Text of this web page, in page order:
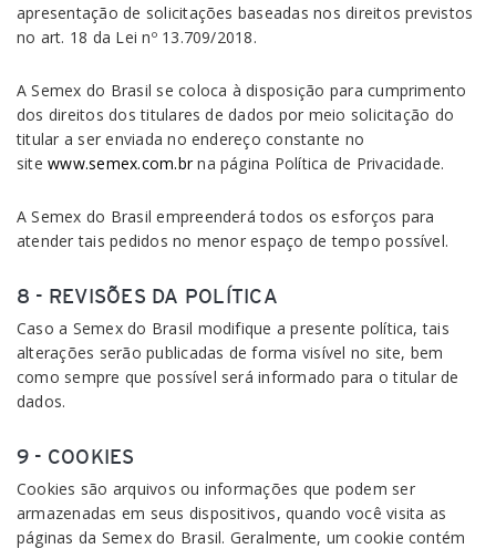
apresentação de solicitações baseadas nos direitos previstos
no art. 18 da Lei nº 13.709/2018.
A Semex do Brasil se coloca à disposição para cumprimento
dos direitos dos titulares de dados por meio solicitação do
titular a ser enviada no endereço constante no
sitewww.semex.com.brna página Política de Privacidade.
A Semex do Brasil empreenderá todos os esforços para
atender tais pedidos no menor espaço de tempo possível.
8 - REVISÕES DA POLÍTICA
Caso a Semex do Brasil modifique a presente política, tais
alterações serão publicadas de forma visível no site, bem
como sempre que possível será informado para o titular de
dados.
9 - COOKIES
Cookies são arquivos ou informações que podem ser
armazenadas em seus dispositivos, quando você visita as
páginas da Semex do Brasil. Geralmente, um cookie contém